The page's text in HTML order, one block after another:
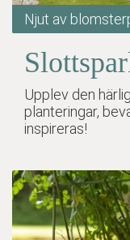
Njut av
Upplev den
planteringar,
inspireras!